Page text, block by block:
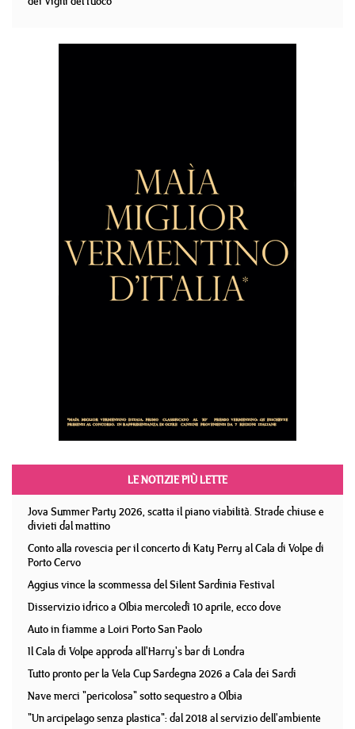
LE NOTIZIE PIÙ LETTE
Jova Summer Party 2026, scatta il piano viabilità. Strade chiuse e
divieti dal mattino
Conto alla rovescia per il concerto di Katy Perry al Cala di Volpe di
Porto Cervo
Aggius vince la scommessa del Silent Sardinia Festival
Disservizio idrico a Olbia mercoledì 10 aprile, ecco dove
Auto in fiamme a Loiri Porto San Paolo
Il Cala di Volpe approda all'Harry's bar di Londra
Tutto pronto per la Vela Cup Sardegna 2026 a Cala dei Sardi
Nave merci "pericolosa" sotto sequestro a Olbia
"Un arcipelago senza plastica": dal 2018 al servizio dell'ambiente